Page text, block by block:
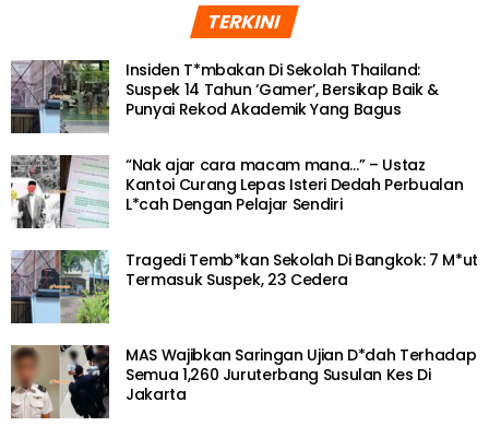
TERKINI
Insiden T*mbakan Di Sekolah Thailand:
Suspek 14 Tahun ‘Gamer’, Bersikap Baik &
Punyai Rekod Akademik Yang Bagus
“Nak ajar cara macam mana…” – Ustaz
Kantoi Curang Lepas Isteri Dedah Perbualan
L*cah Dengan Pelajar Sendiri
Tragedi Temb*kan Sekolah Di Bangkok: 7 M*ut
Termasuk Suspek, 23 Cedera
MAS Wajibkan Saringan Ujian D*dah Terhadap
Semua 1,260 Juruterbang Susulan Kes Di
Jakarta